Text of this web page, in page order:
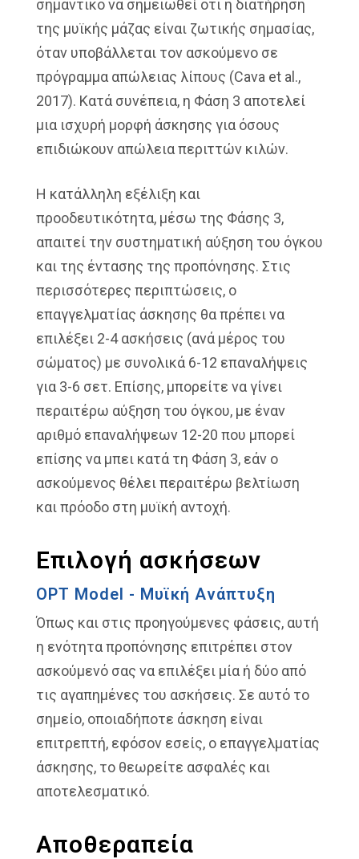
σημαντικό να σημειωθεί ότι η διατήρηση
της μυϊκής μάζας είναι ζωτικής σημασίας,
όταν υποβάλλεται τον ασκούμενο σε
πρόγραμμα απώλειας λίπους (Cava et al.,
2017). Κατά συνέπεια, η Φάση 3 αποτελεί
μια ισχυρή μορφή άσκησης για όσους
επιδιώκουν απώλεια περιττών κιλών.
Η κατάλληλη εξέλιξη και
προοδευτικότητα, μέσω της Φάσης 3,
απαιτεί την συστηματική αύξηση του όγκου
και της έντασης της προπόνησης. Στις
περισσότερες περιπτώσεις, ο
επαγγελματίας άσκησης θα πρέπει να
επιλέξει 2-4 ασκήσεις (ανά μέρος του
σώματος) με συνολικά 6-12 επαναλήψεις
για 3-6 σετ. Επίσης, μπορείτε να γίνει
περαιτέρω αύξηση του όγκου, με έναν
αριθμό επαναλήψεων 12-20 που μπορεί
επίσης να μπει κατά τη Φάση 3, εάν ο
ασκούμενος θέλει περαιτέρω βελτίωση
και πρόοδο στη μυϊκή αντοχή.
Επιλογή ασκήσεων
OPT Model - Μυϊκή Ανάπτυξη
Όπως και στις προηγούμενες φάσεις, αυτή
η ενότητα προπόνησης επιτρέπει στον
ασκούμενό σας να επιλέξει μία ή δύο από
τις αγαπημένες του ασκήσεις. Σε αυτό το
σημείο, οποιαδήποτε άσκηση είναι
επιτρεπτή, εφόσον εσείς, ο επαγγελματίας
άσκησης, το θεωρείτε ασφαλές και
αποτελεσματικό.
Αποθεραπεία